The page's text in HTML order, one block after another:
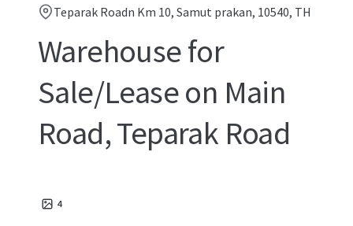
Teparak Roadn Km 10, Samut prakan, 10540, TH
Warehouse for
Sale/Lease on Main
Road, Teparak Road
4